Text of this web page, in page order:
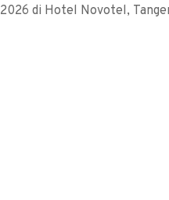
2026 di Hotel Novotel,